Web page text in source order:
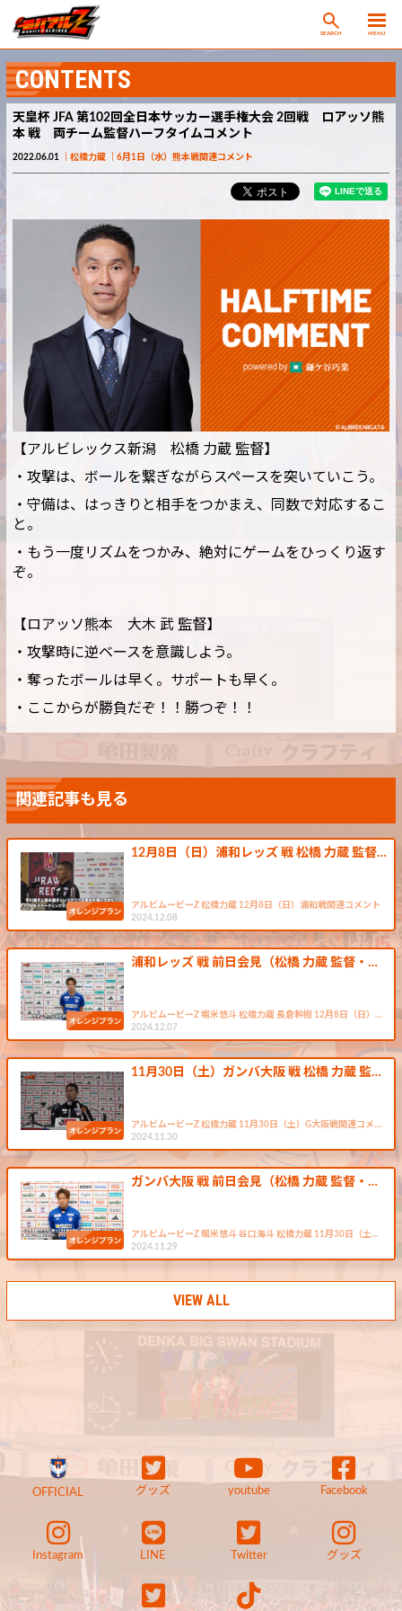
SEARCH MENU
CONTENTS
天皇杯 JFA 第102回全日本サッカー選手権大会 2回戦 ロアッソ熊
本 戦 両チーム監督ハーフタイムコメント
2022.06.01 松橋力蔵 6月1日（水）熊本戦関連コメント
【アルビレックス新潟 松橋 力蔵 監督】
・攻撃は、ボールを繋ぎながらスペースを突いていこう。
・守備は、はっきりと相手をつかまえ、同数で対応するこ
と。
・もう一度リズムをつかみ、絶対にゲームをひっくり返す
ぞ。
【ロアッソ熊本 大木 武 監督】
・攻撃時に逆ベースを意識しよう。
・奪ったボールは早く。サポートも早く。
・ここからが勝負だぞ！！勝つぞ！！
関連記事も見る
12月8日（日）浦和レッズ 戦 松橋 力蔵 監督…
アルビムービーZ 松橋力蔵 12月8日（日）浦和戦関連コメント
2024.12.08
浦和レッズ 戦 前日会見（松橋 力蔵 監督・…
アルビムービーZ 堀米悠斗 松橋力蔵 長倉幹樹 12月8日（日）…
2024.12.07
11月30日（土）ガンバ大阪 戦 松橋 力蔵 監…
アルビムービーZ 松橋力蔵 11月30日（土）G大阪戦関連コメ…
2024.11.30
ガンバ大阪 戦 前日会見（松橋 力蔵 監督・…
アルビムービーZ 堀米悠斗 谷口海斗 松橋力蔵 11月30日（土…
2024.11.29
VIEW ALL
OFFICIAL グッズ youtube Facebook
Instagram LINE Twitter グッズ